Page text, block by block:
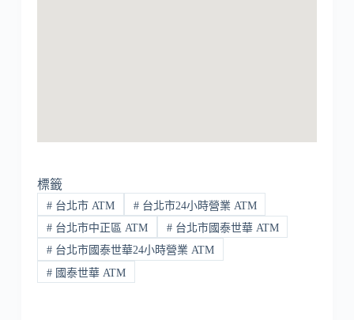
標籤
#台北市 ATM #台北市24小時營業 ATM
#台北市中正區 ATM #台北市國泰世華 ATM
#台北市國泰世華24小時營業 ATM
#國泰世華 ATM